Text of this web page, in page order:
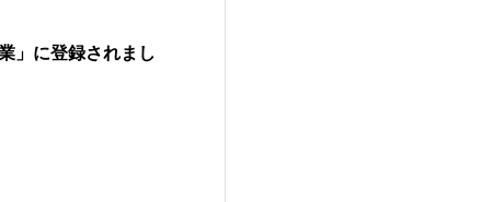
」に登録されまし